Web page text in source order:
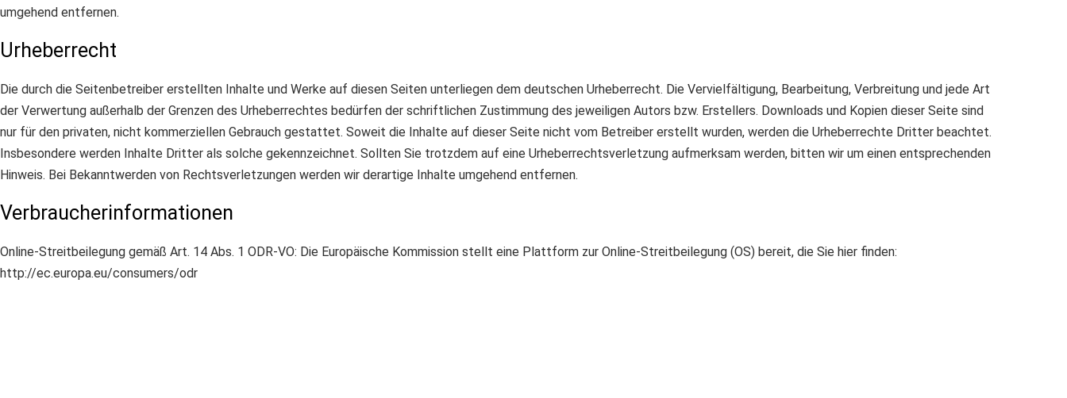
umgehend entfernen.
Urheberrecht
Die durch die Seitenbetreiber erstellten Inhalte und Werke auf diesen Seiten unterliegen dem deutschen Urheberrecht. Die Vervielfältigung, Bearbeitung, Verbreitung und jede Art
der Verwertung außerhalb der Grenzen des Urheberrechtes bedürfen der schriftlichen Zustimmung des jeweiligen Autors bzw. Erstellers. Downloads und Kopien dieser Seite sind
nur für den privaten, nicht kommerziellen Gebrauch gestattet. Soweit die Inhalte auf dieser Seite nicht vom Betreiber erstellt wurden, werden die Urheberrechte Dritter beachtet.
Insbesondere werden Inhalte Dritter als solche gekennzeichnet. Sollten Sie trotzdem auf eine Urheberrechtsverletzung aufmerksam werden, bitten wir um einen entsprechenden
Hinweis. Bei Bekanntwerden von Rechtsverletzungen werden wir derartige Inhalte umgehend entfernen.
Verbraucherinformationen
Online-Streitbeilegung gemäß Art. 14 Abs. 1 ODR-VO: Die Europäische Kommission stellt eine Plattform zur Online-Streitbeilegung (OS) bereit, die Sie hier finden:
http://ec.europa.eu/consumers/odr